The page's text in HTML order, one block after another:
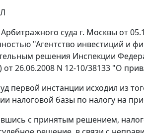
суда г. Москвы от
"Агентство инвестиций и
решения Инспекции
от 26.06.2008 N 12-10/38133 "О
первой инстанции исходил из
налоговой базы по налогу на
с принятым решением,